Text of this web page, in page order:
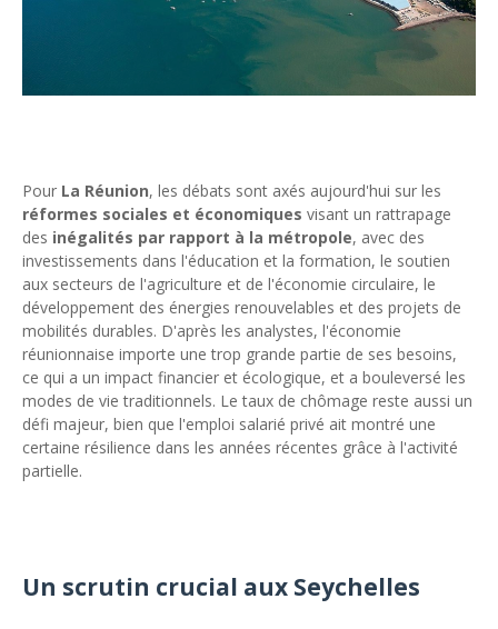
Pour La Réunion, les débats sont axés aujourd'hui sur les
réformes sociales et économiques visant un rattrapage
des inégalités par rapport à la métropole, avec des
investissements dans l'éducation et la formation, le soutien
aux secteurs de l'agriculture et de l'économie circulaire, le
développement des énergies renouvelables et des projets de
mobilités durables. D'après les analystes, l'économie
réunionnaise importe une trop grande partie de ses besoins,
ce qui a un impact financier et écologique, et a bouleversé les
modes de vie traditionnels. Le taux de chômage reste aussi un
défi majeur, bien que l'emploi salarié privé ait montré une
certaine résilience dans les années récentes grâce à l'activité
partielle.
Un scrutin crucial aux Seychelles